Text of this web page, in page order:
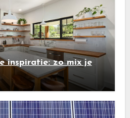
inspiratie: zo mix je